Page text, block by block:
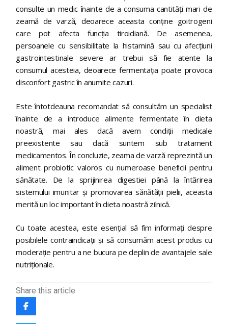
consulte un medic înainte de a consuma cantități mari de
zeamă de varză, deoarece aceasta conține goitrogeni
care pot afecta funcția tiroidiană. De asemenea,
persoanele cu sensibilitate la histamină sau cu afecțiuni
gastrointestinale severe ar trebui să fie atente la
consumul acesteia, deoarece fermentația poate provoca
disconfort gastric în anumite cazuri.
Este întotdeauna recomandat să consultăm un specialist
înainte de a introduce alimente fermentate în dieta
noastră, mai ales dacă avem condiții medicale
preexistente sau dacă suntem sub tratament
medicamentos. În concluzie, zeama de varză reprezintă un
aliment probiotic valoros cu numeroase beneficii pentru
sănătate. De la sprijinirea digestiei până la întărirea
sistemului imunitar și promovarea sănătății pielii, aceasta
merită un loc important în dieta noastră zilnică.
Cu toate acestea, este esențial să fim informați despre
posibilele contraindicații și să consumăm acest produs cu
moderație pentru a ne bucura pe deplin de avantajele sale
nutriționale.
Sharethis article